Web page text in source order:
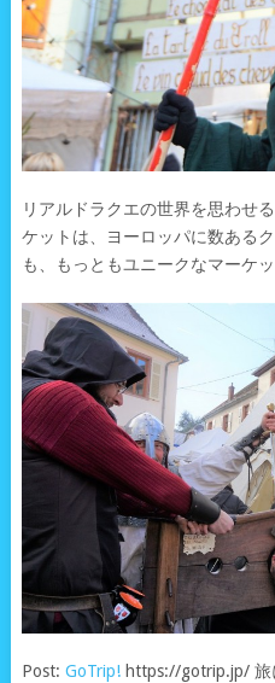
リアルドラクエの世界を思わせ
ケットは、ヨーロッパに数ある
も、もっともユニークなマーケ
Post: GoTrip!https://gotrip.jp/ 旅